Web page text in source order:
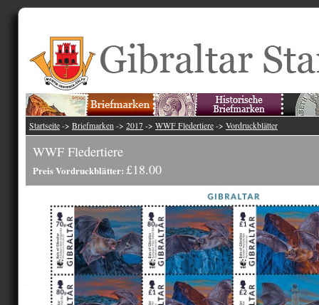
Startseite -> Briefmarken -> 2017 -> WWF Fledertiere -> Vordruckblätter
WWF Fledertiere
Preis Vordruckblätter: £18.00